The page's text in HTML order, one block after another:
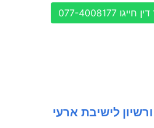
4008177
לישיבת ארעי